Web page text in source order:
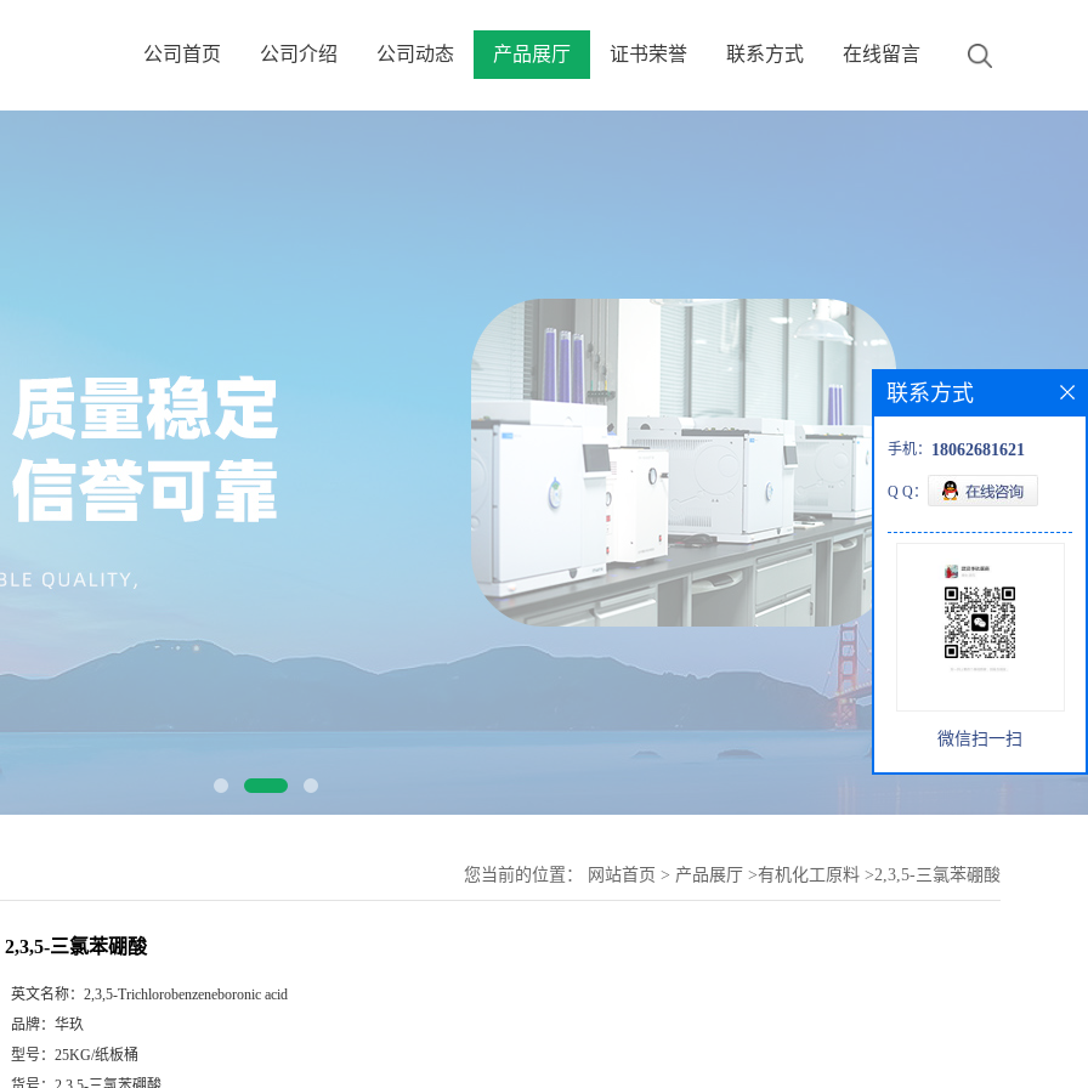
公司首页 公司介绍 公司动态 产品展厅 证书荣誉 联系方式 在线留言
您当前的位置： 网站首页 > 产品展厅 >有机化工原料 >2,3,5-三氯苯硼酸
2,3,5-三氯苯硼酸
英文名称： 2,3,5-Trichlorobenzeneboronic acid
品牌： 华玖
型号： 25KG/纸板桶
联系方式
手机： 18062681621
Q Q：
微信扫一扫